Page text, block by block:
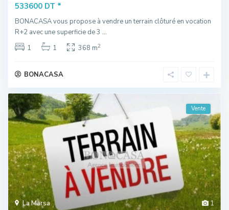
533600 DT *
BONACASA vous propose à vendre un terrain clôturé en vocation
R+2 avec une superficie de 3 ...
1
1 368 m2
BONACASA
1
La Marsa
Vente